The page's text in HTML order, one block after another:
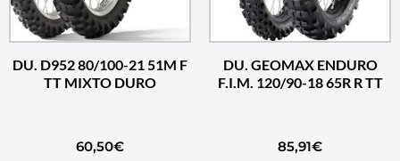
DU. D952 80/100-21 51M F
TT MIXTO DURO
60,50€
DU. GEOMAX ENDURO
F.I.M. 120/90-18 65R R TT
85,91€